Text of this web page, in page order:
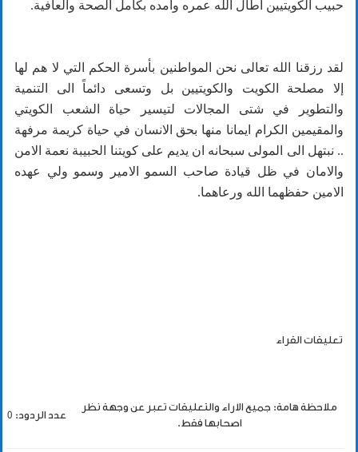
حبيب الكويتيين أطال الله عمره وأمده بكامل الصحة والعافية.
لقد رزقنا الله تعالى نحن المواطنين بأسرة الحكم التي لا هم لها
إلا مصلحة الكويت والكويتيين بل وتسعى دائماً الى التنمية
والتطوير في شتى المجالات لتيسير حياة الشعب الكويتي
والمقيمين الكرام ايمانا منها بحق الانسان في حياة كريمة مرفهة
.. نبتهل الى المولى سبحانه ان يديم على كويتنا الحبيبة نعمة الامن
والامان في ظل قيادة صاحب السمو الامير وسمو ولي عهده
الامين حفظهما الله ورعاهما.
تعليقات القراء
ملاحظة هامة: جميع الاراء والتعليقات تعبر عن وجهة نظر
اصحابها فقط.
عدد الردود: 0